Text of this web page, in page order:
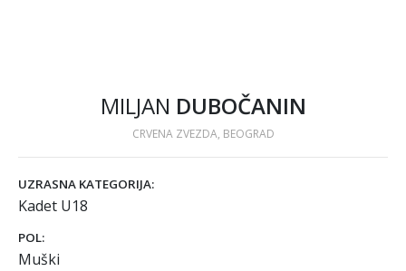
MILJAN DUBOČANIN
CRVENA ZVEZDA, BEOGRAD
UZRASNA KATEGORIJA:
Kadet U18
POL:
Muški